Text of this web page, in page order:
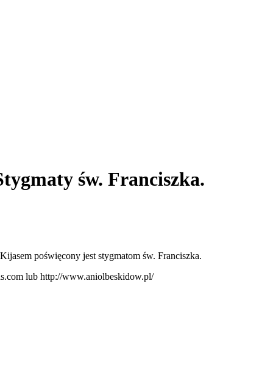
św. Franciszka.
poświęcony jest stygmatom św. Franciszka.
lub http://www.aniolbeskidow.pl/